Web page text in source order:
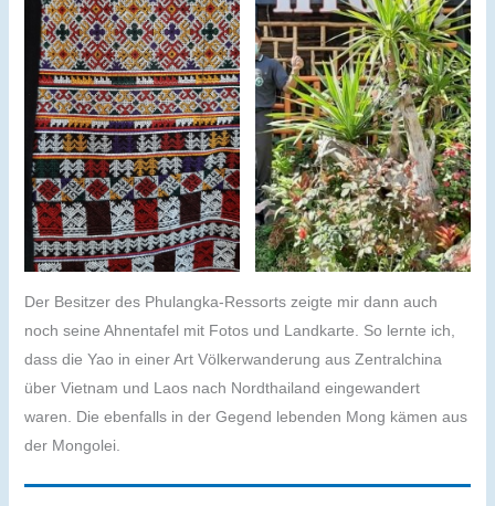
Der Besitzer des Phulangka-Ressorts zeigte mir dann auch
noch seine Ahnentafel mit Fotos und Landkarte. So lernte ich,
dass die Yao in einer Art Völkerwanderung aus Zentralchina
über Vietnam und Laos nach Nordthailand eingewandert
waren. Die ebenfalls in der Gegend lebenden Mong kämen aus
der Mongolei.